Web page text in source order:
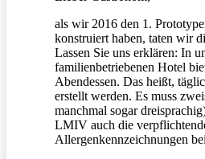
als wir 2016 den 1.
konstruiert haben, taten wir
Lassen Sie uns erklären: In
familienbetriebenen Hotel
Abendessen. Das heißt,
erstellt werden. Es muss
manchmal sogar
LMIV auch die
Allergenkennzeichnungen